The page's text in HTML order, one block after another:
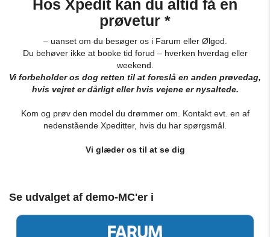
Hos Xpedit kan du altid få en
prøvetur *
– uanset om du besøger os i Farum eller Ølgod.
Du behøver ikke at booke tid forud – hverken hverdag eller
weekend.
Vi forbeholder os dog retten til at foreslå en anden prøvedag,
hvis vejret er dårligt eller hvis vejene er nysaltede.
Kom og prøv den model du drømmer om. Kontakt evt. en af
nedenstående Xpeditter, hvis du har spørgsmål.
Vi glæder os til at se dig
Se udvalget af demo-MC'er i